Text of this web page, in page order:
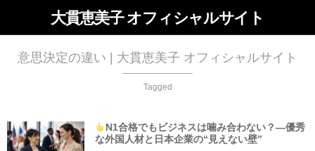
大貫恵美子 オフィシャルサイト
意思決定の違い | 大貫恵美子 オフィシャルサイト
Tagged
N1合格でもビジネスは噛み合わない？—優秀
な外国人材と日本企業の“見えない壁”